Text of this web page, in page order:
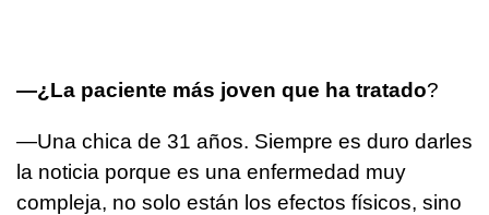
—¿La paciente más joven que ha tratado?
—Una chica de 31 años. Siempre es duro darles
la noticia porque es una enfermedad muy
compleja, no solo están los efectos físicos, sino